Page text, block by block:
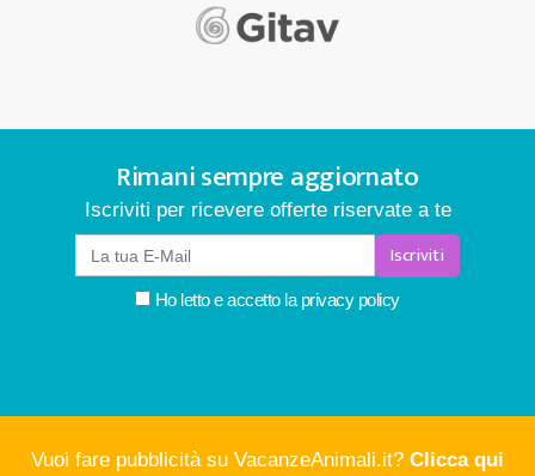
Rimani sempre aggiornato
Iscriviti per ricevere offerte riservate a te
Iscriviti
Ho letto e accetto laprivacy policy
Vuoi fare pubblicità su VacanzeAnimali.it? Clicca qui